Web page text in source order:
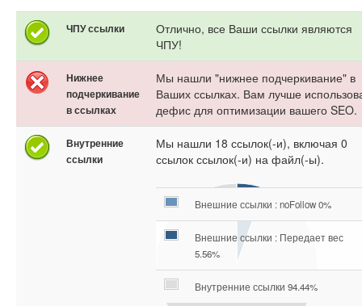
ЧПУ ссылки
Отлично, все Ваши ссылки являются
ЧПУ!
Нижнее
подчеркивание
в ссылках
Мы нашли "нижнее подчеркивание" в
Ваших ссылках. Вам лучше
дефис для оптимизации вашего SEO.
Внутренние
ссылки
Мы нашли 18 ссылок(-и), включая 0
ссылок ссылок(-и) на файл(-ы).
Внешние ссылки : noFollow 0%
Внешние ссылки : Передает вес
5.56%
Внутренние ссылки 94.44%